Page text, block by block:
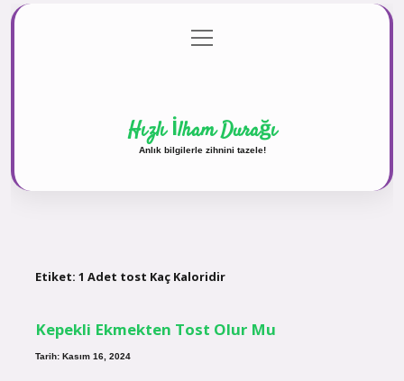
Gizlilik Politikası
menüyü
aç
Hızlı İlham Durağı
Anlık bilgilerle zihnini tazele!
Etiket: 1 Adet tost Kaç Kaloridir
Kepekli Ekmekten Tost Olur Mu
Tarih: Kasım 16, 2024